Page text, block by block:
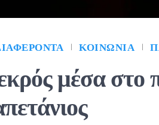
ΚΟΙΝΩΝΊΑ
μέσα στο